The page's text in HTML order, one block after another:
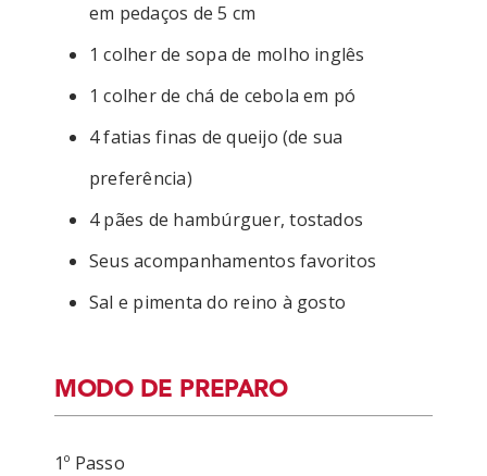
em pedaços de 5 cm
1 colher de sopa de molho inglês
1 colher de chá de cebola em pó
4 fatias finas de queijo (de sua
preferência)
4 pães de hambúrguer, tostados
Seus acompanhamentos favoritos
Sal e pimenta do reino à gosto
MODO DE PREPARO
1º Passo